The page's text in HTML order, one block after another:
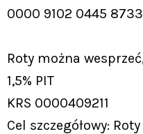
0000 9102 0445 8733
Roty można
1,5% PIT
KRS 0000409211
Cel szczegółowy: Roty